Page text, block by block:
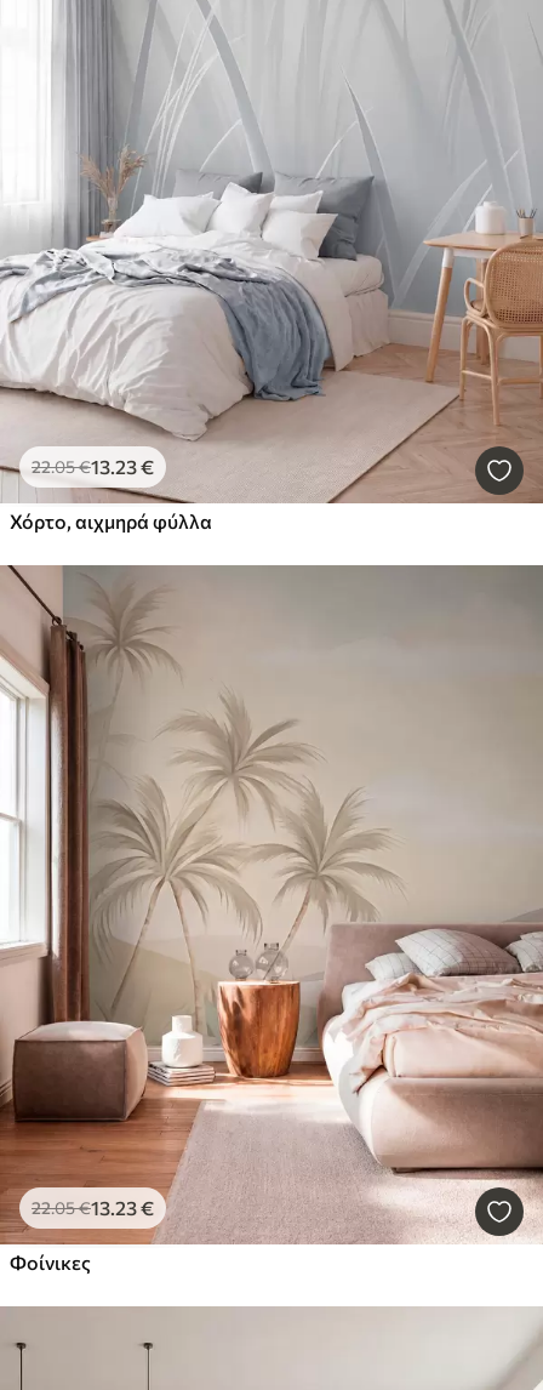
22.05€13 .23€
Χόρτο, αιχμηρά φύλλα
22.05€13 .23€
Φοίνικες